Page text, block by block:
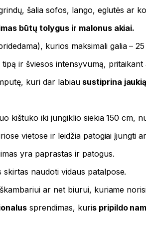
šalia sofos, lango, eglutės ar
būtų tolygus ir malonus akiai.
kurios maksimali galia – 25
ir šviesos intensyvumą,
kuri dar labiausustiprina jaukią
kištuko iki jungiklio siekia 150 cm,
vietose ir leidžia patogiai įjungti
yra paprastas ir patogus.
naudoti vidaus patalpose.
ar net biurui, kuriame
sprendimas, kuris pripildo